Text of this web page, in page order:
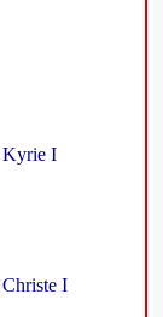
Kyrie I
I